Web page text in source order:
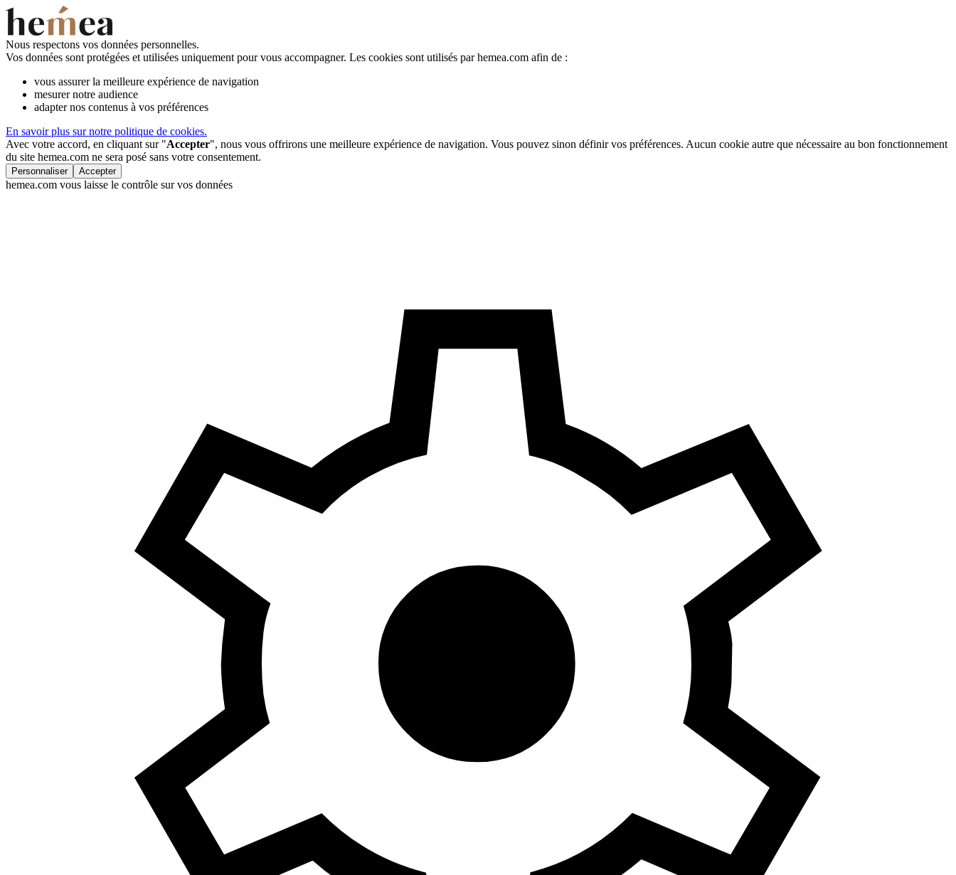
Nous respectons vos données personnelles.
Vos données sont protégées et utilisées uniquement pour vous accompagner. Les cookies sont utilisés par hemea.com afin de :
vous assurer la meilleure expérience de navigation
mesurer notre audience
adapter nos contenus à vos préférences
En savoir plus sur notre politique de cookies.
Avec votre accord, en cliquant sur "Accepter", nous vous offrirons une meilleure expérience de navigation. Vous pouvez sinon définir vos préférences. Aucun cookie autre que nécessaire au bon fonctionnement
du site hemea.com ne sera posé sans votre consentement.
Personnaliser Accepter
hemea.com vous laisse le contrôle sur vos données